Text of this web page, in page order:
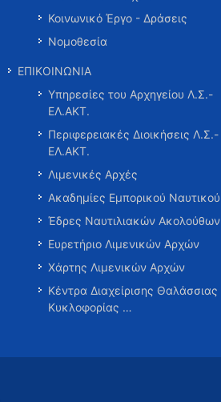
Κοινωνικό Έργο - Δράσεις
Νομοθεσία
ΕΠΙΚΟΙΝΩΝΙΑ
Υπηρεσίες του Αρχηγείου Λ.Σ.-
ΕΛ.ΑΚΤ.
Περιφερειακές Διοικήσεις Λ.Σ.-
ΕΛ.ΑΚΤ.
Λιμενικές Αρχές
Ακαδημίες Εμπορικού Ναυτικού
Έδρες Ναυτιλιακών Ακολούθων
Ευρετήριο Λιμενικών Αρχών
Χάρτης Λιμενικών Αρχών
Κέντρα Διαχείρισης Θαλάσσιας
Κυκλοφορίας …